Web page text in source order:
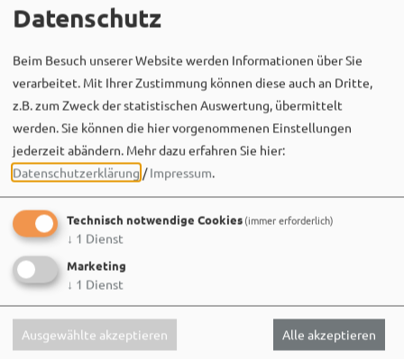
Datenschutz
Beim Besuch unserer Website werden Informationen über Sie
verarbeitet. Mit Ihrer Zustimmung können diese auch an Dritte,
z.B. zum Zweck der statistischen Auswertung, übermittelt
werden. Sie können die hier vorgenommenen Einstellungen
jederzeit abändern. Mehr dazu erfahren Sie hier:
Datenschutzerklärung /Impressum.
Technisch notwendige Cookies(immer erforderlich)
↓ 1 Dienst
Marketing
↓ 1 Dienst
Ausgewählte akzeptieren Alle akzeptieren